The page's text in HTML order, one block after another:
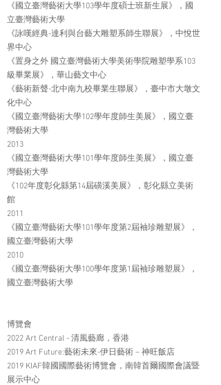
《國立臺灣藝術大學103學年度碩士班新生展》，國
立臺灣藝術大學
《詠嘆經典-達利與台藝大雕塑系師生聯展》，中悅世
界中心
《置身之外 國立臺灣藝術大學美術學院雕塑學系103
級畢業展》，華山藝文中心
《藝術新聲-北中南九校畢業生聯展》，臺中市大墩文
化中心
《國立臺灣藝術大學102學年度師生美展》，國立臺
灣藝術大學
2013
《國立臺灣藝術大學101學年度師生美展》，國立臺
灣藝術大學
《102年度彰化縣第14屆磺溪美展》，彰化縣立美術
館
2011
《國立臺灣藝術大學101學年度第2屆袖珍雕塑展》，
國立臺灣藝術大學
2010
《國立臺灣藝術大學100學年度第1屆袖珍雕塑展》，
國立臺灣藝術大學
博覽會
2022 Art Central - 清風藝廊，香港
2019 Art Future:藝術未來-伊日藝術 – 神旺飯店
2019 KIAF韓國國際藝術博覽會，南韓首爾國際會議暨
展示中心